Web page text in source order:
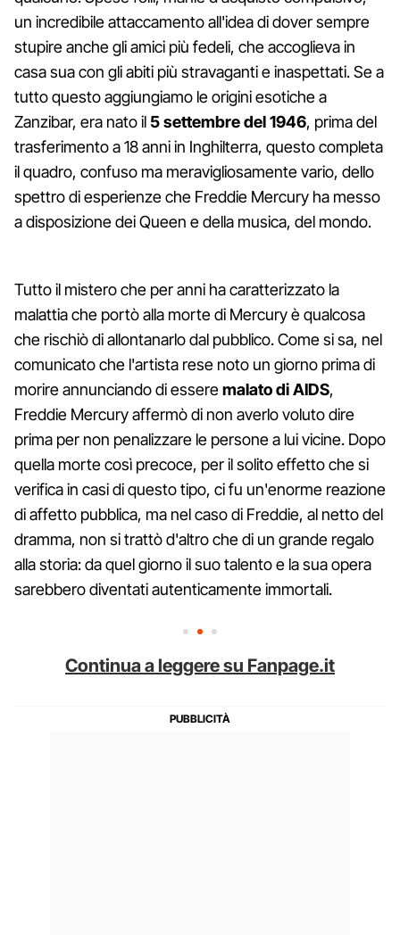
un incredibile attaccamento all'idea di dover sempre
stupire anche gli amici più fedeli, che accoglieva in
casa sua con gli abiti più stravaganti e inaspettati. Se a
tutto questo aggiungiamo le origini esotiche a
Zanzibar, era nato il 5 settembre del 1946, prima del
trasferimento a 18 anni in Inghilterra, questo completa
il quadro, confuso ma meravigliosamente vario, dello
spettro di esperienze che Freddie Mercury ha messo
a disposizione dei Queen e della musica, del mondo.
Tutto il mistero che per anni ha caratterizzato la
malattia che portò alla morte di Mercury è qualcosa
che rischiò di allontanarlo dal pubblico. Come si sa, nel
comunicato che l'artista rese noto un giorno prima di
morire annunciando di esseremalato di AIDS,
Freddie Mercury affermò di non averlo voluto dire
prima per non penalizzare le persone a lui vicine. Dopo
quella morte così precoce, per il solito effetto che si
verifica in casi di questo tipo, ci fu un'enorme reazione
di affetto pubblica, ma nel caso di Freddie, al netto del
dramma, non si trattò d'altro che di un grande regalo
alla storia: da quel giorno il suo talento e la sua opera
sarebbero diventati autenticamente immortali.
Continua a leggere su Fanpage.it